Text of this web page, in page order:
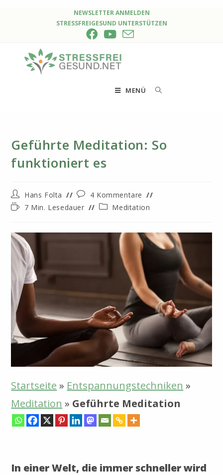
NEWSLETTER ANMELDEN
STRESSFREIGESUND UNTERSTÜTZEN
MENÜ
Geführte Meditation: So
funktioniert es
Beitrags-
Autor:
Hans Folta
Beitrags-
Kommentare:
4 Kommentare
Lesedauer:
7 Min. Lesedauer
Beitrags-
Meditation
Startseite » Entspannungstechniken »
Meditation » Geführte Meditation
In einer Welt, die immer schneller wird